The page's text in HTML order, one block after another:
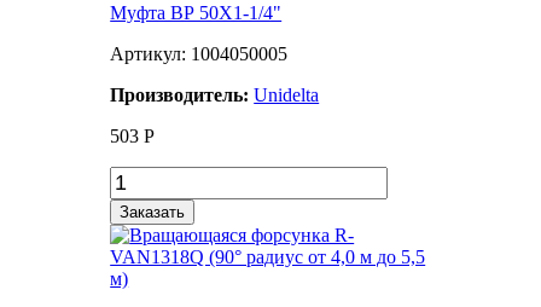
Муфта ВР 50Х1-1/4"
Артикул: 1004050005
Производитель:Unidelta
503 Р
Заказать